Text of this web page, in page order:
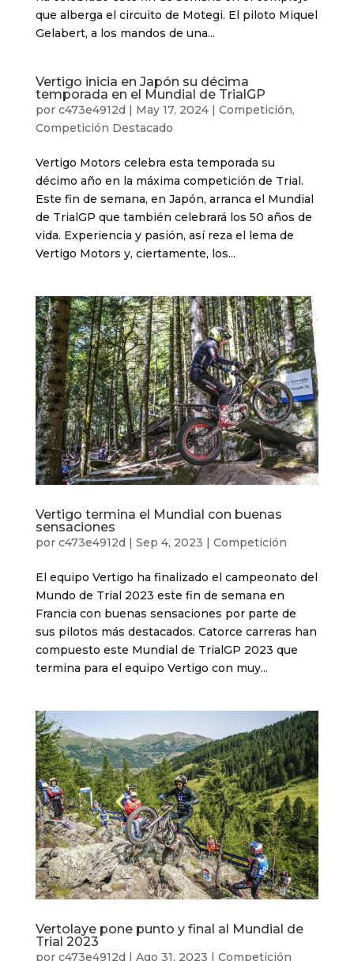
que alberga el circuito de Motegi. El piloto Miquel
Gelabert, a los mandos de una...
Vertigo inicia en Japón su décima
temporada en el Mundial de TrialGP
por c473e4912d | May 17, 2024| Competición,
Competición Destacado
Vertigo Motors celebra esta temporada su
décimo año en la máxima competición de Trial.
Este fin de semana, en Japón, arranca el Mundial
de TrialGP que también celebrará los 50 años de
vida. Experiencia y pasión, así reza el lema de
Vertigo Motors y, ciertamente, los...
Vertigo termina el Mundial con buenas
sensaciones
por c473e4912d | Sep 4, 2023 | Competición
El equipo Vertigo ha finalizado el campeonato del
Mundo de Trial 2023 este fin de semana en
Francia con buenas sensaciones por parte de
sus pilotos más destacados. Catorce carreras han
compuesto este Mundial de TrialGP 2023 que
termina para el equipo Vertigo con muy...
Vertolaye pone punto y final al Mundial de
Trial 2023
por c473e4912d | Ago 31, 2023 | Competición